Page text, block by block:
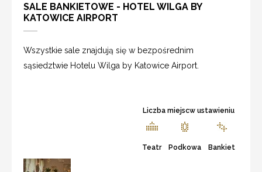
SALE BANKIETOWE - HOTEL WILGA BY
KATOWICE AIRPORT
Wszystkie sale znajdują się w bezpośrednim
sąsiedztwie Hotelu Wilga by Katowice Airport.
Liczba miejscw ustawieniu
Teatr Podkowa Bankiet